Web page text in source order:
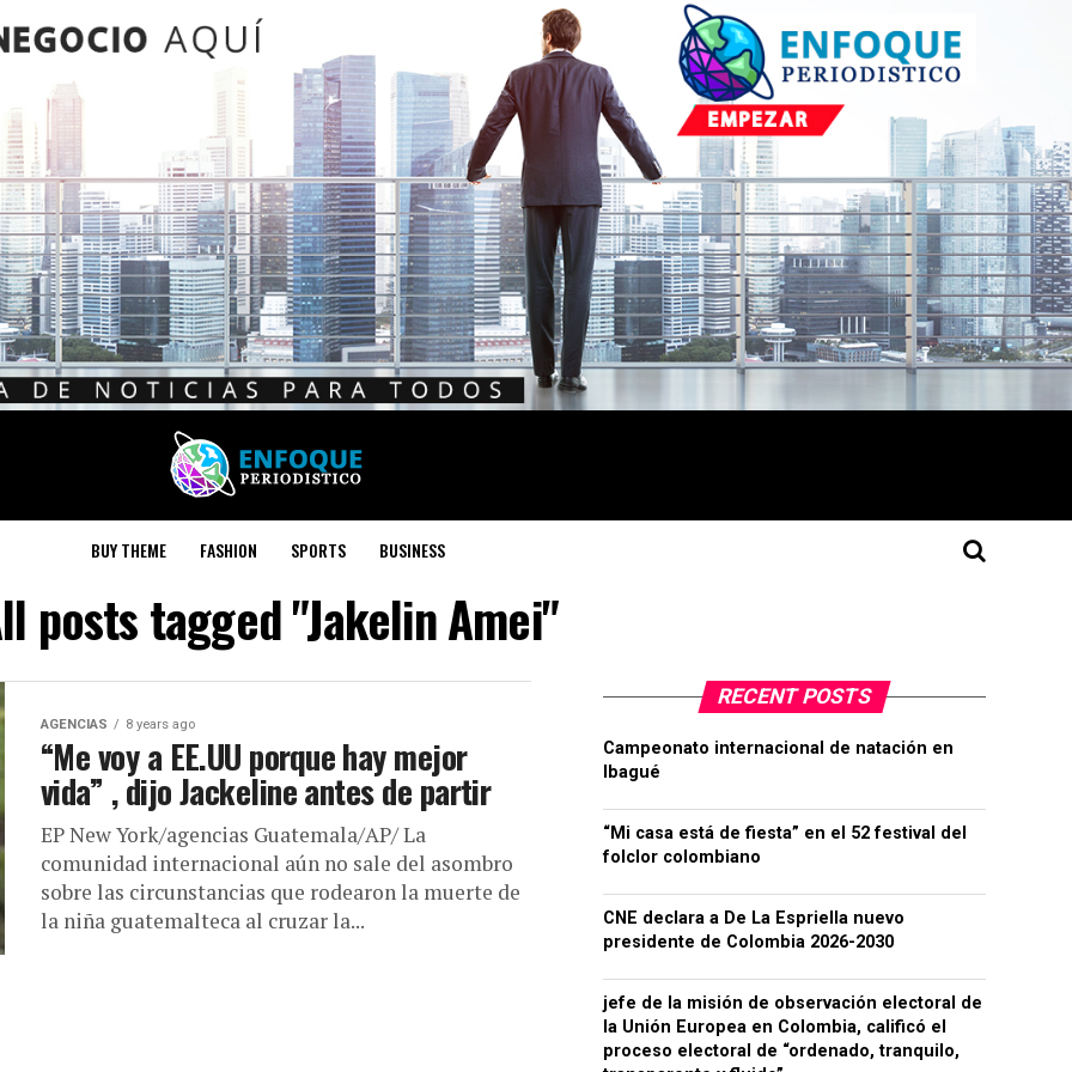
BUY THEME FASHION SPORTS BUSINESS
posts tagged "Jakelin Amei"
AGENCIAS 8 years ago
“Me voy a EE.UU porque hay mejor
vida” , dijo Jackeline antes de partir
EP New York/agencias Guatemala/AP/ La
comunidad internacional aún no sale del asombro
sobre las circunstancias que rodearon la muerte de
la niña guatemalteca al cruzar la...
RECENT POSTS
Campeonato internacional de natación en
Ibagué
“Mi casa está de fiesta” en el 52 festival del
folclor colombiano
CNE declara a De La Espriella nuevo
presidente de Colombia 2026-2030
jefe de la misión de observación electoral de
la Unión Europea en Colombia, calificó el
proceso electoral de “ordenado, tranquilo,